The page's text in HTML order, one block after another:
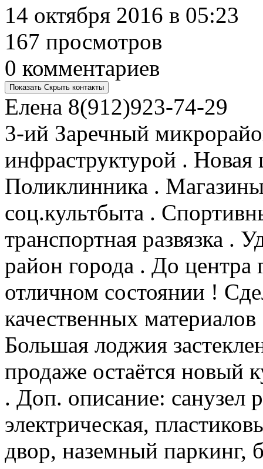
14 октября 2016 в 05:23
167 просмотров
0 комментариев
Показать Скрыть контакты
Елена 8(912)923-74-29
3-ий Заречный
инфраструктурой .
Поликлинника .
соц.культбыта .
транспортная развязка .
район города . До центра
отличном состоянии !
качественных
Большая лоджия
продаже остаётся новый
. Доп. описание: санузел
электрическая,
двор, наземный паркинг,